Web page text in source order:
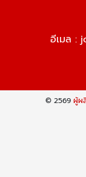
อีเมล :
© 2569ผู้ผ